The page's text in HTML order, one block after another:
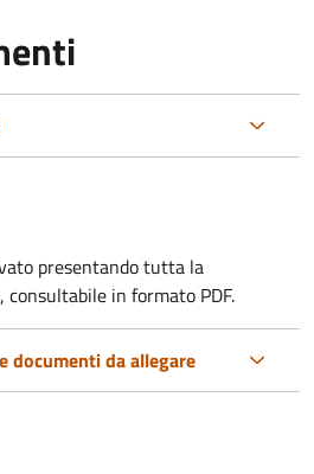
presentando tutta la
in formato PDF.
documenti da allegare